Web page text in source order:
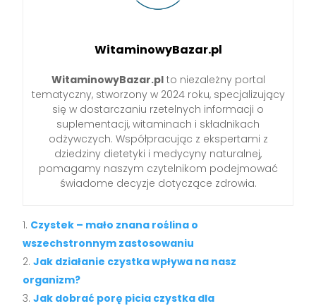
WitaminowyBazar.pl
WitaminowyBazar.plto niezależny portal
tematyczny, stworzony w 2024 roku, specjalizujący
się w dostarczaniu rzetelnych informacji o
suplementacji, witaminach i składnikach
odżywczych. Współpracując z ekspertami z
dziedziny dietetyki i medycyny naturalnej,
pomagamy naszym czytelnikom podejmować
świadome decyzje dotyczące zdrowia.
Czystek – mało znana roślina o
wszechstronnym zastosowaniu
Jak działanie czystka wpływa na nasz
organizm?
Jak dobrać porę picia czystka dla